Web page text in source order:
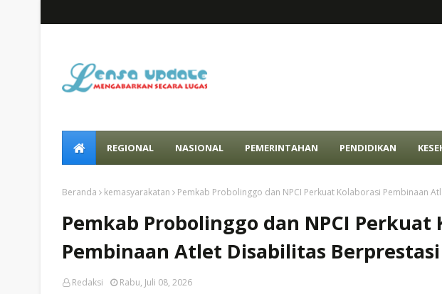
REGIONAL NASIONAL PEMERINTAHAN PENDIDIKAN
Beranda kemasyarakatan Pemkab Probolinggo dan NPCI Perkuat Kolaborasi Pembinaan
Pemkab Probolinggo dan NPCI Perkuat
Pembinaan Atlet Disabilitas Berprestasi
Redaksi Rabu, Juli 08, 2026